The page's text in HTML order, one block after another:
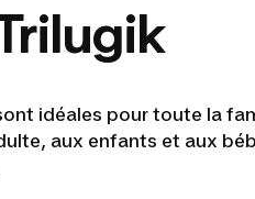
idéales pour toute la
aux enfants et aux